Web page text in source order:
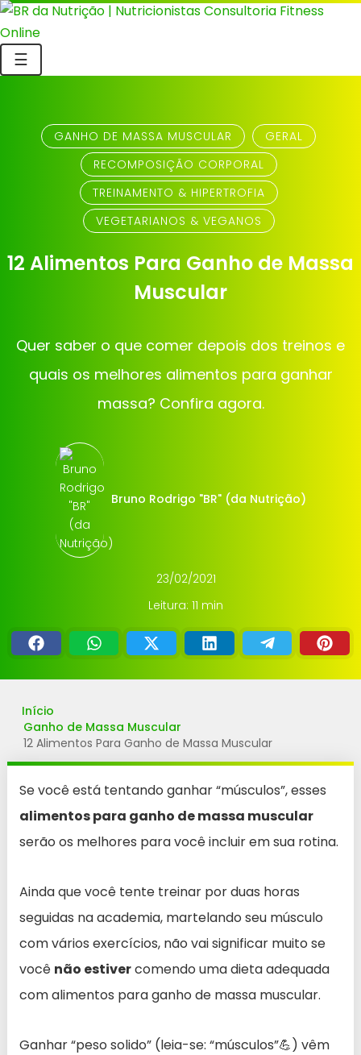
☰
GANHO DE MASSA MUSCULAR
GERAL
RECOMPOSIÇÃO CORPORAL
TREINAMENTO & HIPERTROFIA
VEGETARIANOS & VEGANOS
12 Alimentos Para Ganho de Massa
Muscular
Quer saber o que comer depois dos treinos e
quais os melhores alimentos para ganhar
massa? Confira agora.
Bruno Rodrigo "BR" (da Nutrição)
23/02/2021
Leitura: 11 min
Início
Ganho de Massa Muscular
12 Alimentos Para Ganho de Massa Muscular
Se você está tentando ganhar “músculos”, esses
alimentos para ganho de massa muscular
serão os melhores para você incluir em sua rotina.
Ainda que você tente treinar por duas horas
seguidas na academia, martelando seu músculo
com vários exercícios, não vai significar muito se
você não estivercomendo uma dieta adequada
com alimentos para ganho de massa muscular.
Ganhar “peso solido” (leia-se: “músculos”💪) vêm